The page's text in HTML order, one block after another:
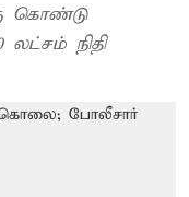
கொண்டு
லட்சம் நிதி